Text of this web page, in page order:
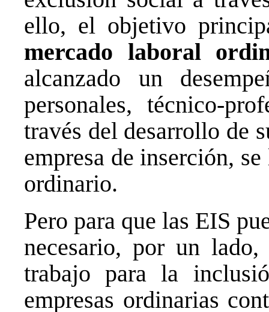
ello, el objetivo
mercado laboral
alcanzado un
personales, técnico-
través del desarrollo de
empresa de inserción,
ordinario.
Pero para que las EIS
necesario, por un
trabajo para la
empresas ordinarias